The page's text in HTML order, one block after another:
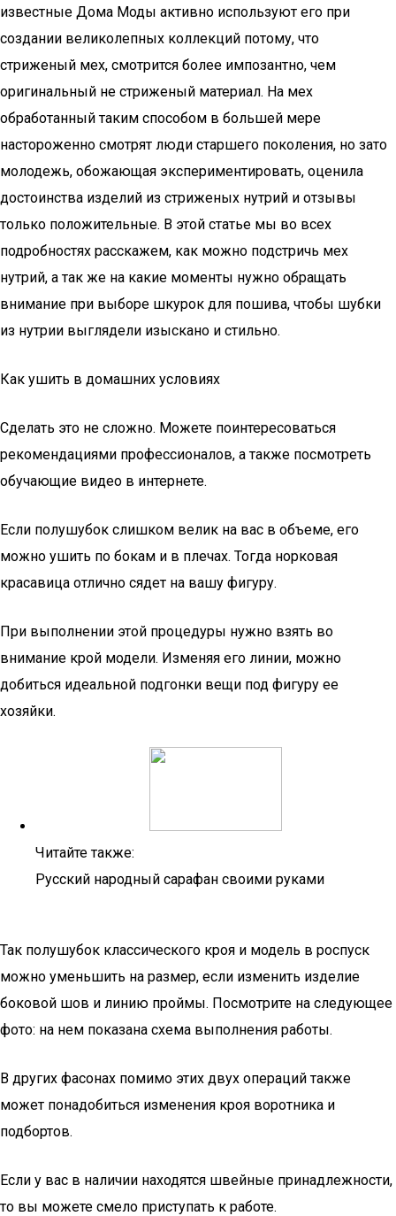
известные Дома Моды активно используют его при
создании великолепных коллекций потому, что
стриженый мех, смотрится более импозантно, чем
оригинальный не стриженый материал. На мех
обработанный таким способом в большей мере
настороженно смотрят люди старшего поколения, но зато
молодежь, обожающая экспериментировать, оценила
достоинства изделий из стриженых нутрий и отзывы
только положительные. В этой статье мы во всех
подробностях расскажем, как можно подстричь мех
нутрий, а так же на какие моменты нужно обращать
внимание при выборе шкурок для пошива, чтобы шубки
из нутрии выглядели изыскано и стильно.
Как ушить в домашних условиях
Сделать это не сложно. Можете поинтересоваться
рекомендациями профессионалов, а также посмотреть
обучающие видео в интернете.
Если полушубок слишком велик на вас в объеме, его
можно ушить по бокам и в плечах. Тогда норковая
красавица отлично сядет на вашу фигуру.
При выполнении этой процедуры нужно взять во
внимание крой модели. Изменяя его линии, можно
добиться идеальной подгонки вещи под фигуру ее
хозяйки.
Читайте также:
Русский народный сарафан своими руками
Так полушубок классического кроя и модель в роспуск
можно уменьшить на размер, если изменить изделие
боковой шов и линию проймы. Посмотрите на следующее
фото: на нем показана схема выполнения работы.
В других фасонах помимо этих двух операций также
может понадобиться изменения кроя воротника и
подбортов.
Если у вас в наличии находятся швейные принадлежности,
то вы можете смело приступать к работе.